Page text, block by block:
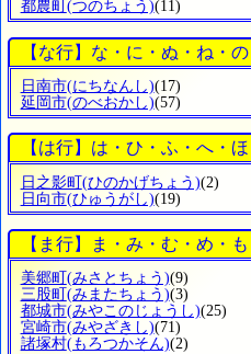
都農町 (つのちょう)(11)
【な行】な・に・ぬ・ね・の
日南市(にちなんし)(17)
延岡市(のべおかし)(57)
【は行】は・ひ・ふ・へ・ほ
日之影町(ひのかげちょう)(2)
日向市(ひゅうがし)(19)
【ま行】ま・み・む・め・も
美郷町 (みさとちょう)(9)
三股町 (みまたちょう)(3)
都城市(みやこのじょうし)(25)
宮崎市(みやざきし)(71)
諸塚村(もろつかそん)(2)